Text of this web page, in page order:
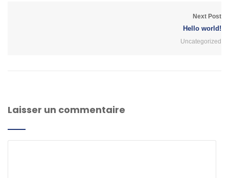
Next Post
Hello world!
Uncategorized
Laisser un commentaire